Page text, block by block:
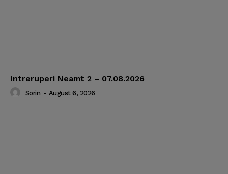
Intreruperi Neamt 2 – 07.08.2026
Sorin - August 6, 2026